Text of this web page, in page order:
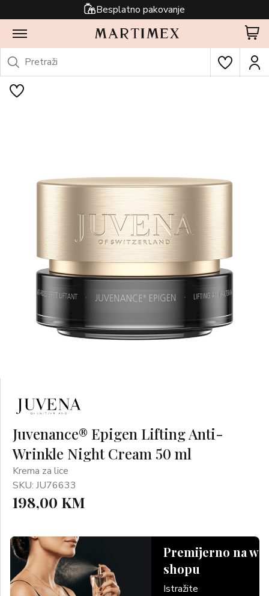
Besplatno pakovanje
Juvenance® Epigen Lifting Anti-
Wrinkle Night Cream 50 ml
Krema za lice
SKU: JU76633
198,00 KM
Premijerno na
shopu
Istražite